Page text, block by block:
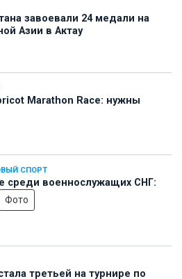
завоевали 24 медали на
Азии в Актау
Marathon Race: нужны
СПОРТ
среди военнослужащих СНГ:
Фото
третьей на турнире по